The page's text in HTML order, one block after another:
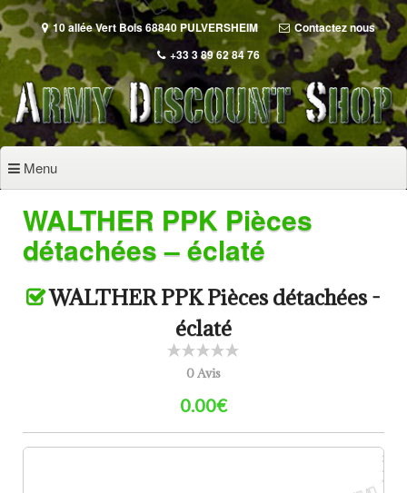
Aller
au
contenu
principal
10 allée Vert Bois 68840 PULVERSHEIM
Contactez nous
+33 3 89 62 84 76
Menu
WALTHER PPK Pièces
détachées – éclaté
WALTHER PPK Pièces détachées -
éclaté
0 Avis
0.00€